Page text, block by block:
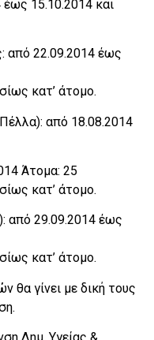
έως 15.10.2014 και
από 22.09.2014 έως
κατ’ άτομο.
από 18.08.2014
Άτομα: 25
κατ’ άτομο.
από 29.09.2014 έως
κατ’ άτομο.
θα γίνει με δική τους